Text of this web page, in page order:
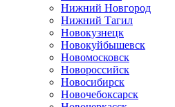
Нижний Новгород
Нижний Тагил
Новокузнецк
Новокуйбышевск
Новомосковск
Новороссийск
Новосибирск
Новочебоксарск